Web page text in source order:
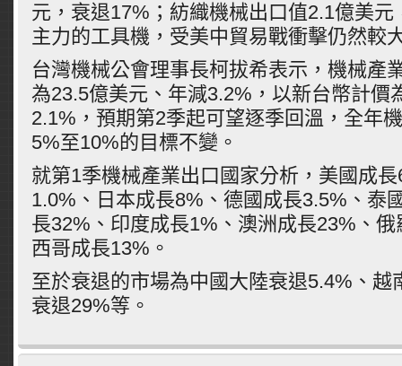
元，衰退17%；紡織機械出口值2.1億美元
主力的工具機，受美中貿易戰衝擊仍然較
台灣機械公會理事長柯拔希表示，機械產
為23.5億美元、年減3.2%，以新台幣計價
2.1%，預期第2季起可望逐季回溫，全年
5%至10%的目標不變。
就第1季機械產業出口國家分析，美國成
1.0%、日本成長8%、德國成長3.5%、泰
長32%、印度成長1%、澳洲成長23%、
西哥成長13%。
至於衰退的市場為中國大陸衰退5.4%、越
衰退29%等。